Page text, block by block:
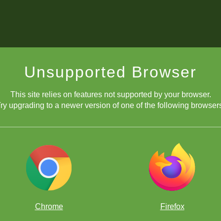
Unsupported Browser
This site relies on features not supported by your browser.
upgrading to a newer version of one of the following
Chrome Firefox